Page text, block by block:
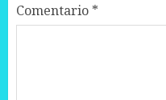
Comentario *